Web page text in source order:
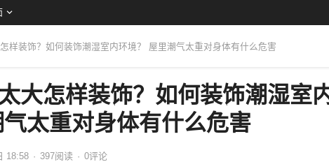
样装饰？如何装饰潮湿室内环境？ 屋里潮气太重对身体有什么危害
大怎样装饰？如何装饰潮湿室
太重对身体有什么危害
18:58 · 397阅读 · 0评论